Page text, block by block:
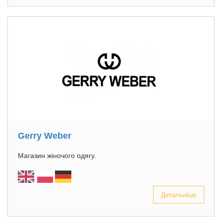
Gerry Weber
Магазин жіночого одягу.
Детальніше